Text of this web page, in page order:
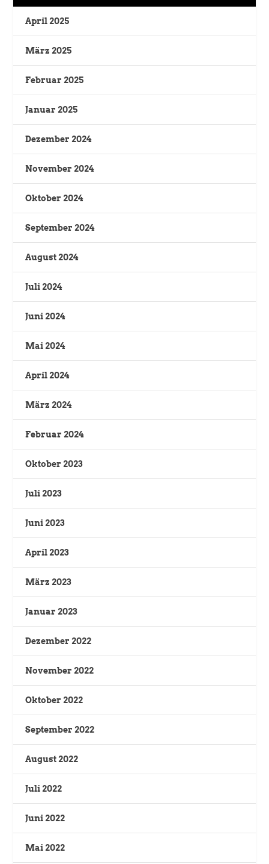
April 2025
März 2025
Februar 2025
Januar 2025
Dezember 2024
November 2024
Oktober 2024
September 2024
August 2024
Juli 2024
Juni 2024
Mai 2024
April 2024
März 2024
Februar 2024
Oktober 2023
Juli 2023
Juni 2023
April 2023
März 2023
Januar 2023
Dezember 2022
November 2022
Oktober 2022
September 2022
August 2022
Juli 2022
Juni 2022
Mai 2022